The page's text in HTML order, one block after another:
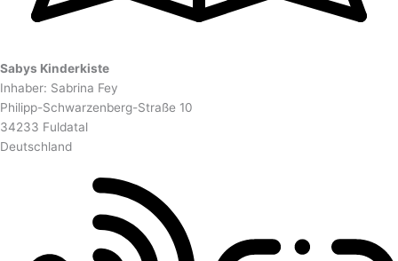
Sabys Kinderkiste
Inhaber: Sabrina Fey
Philipp-Schwarzenberg-Straße 10
34233 Fuldatal
Deutschland